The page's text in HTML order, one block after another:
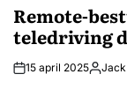
Remote-
teledriving
15 april 2025